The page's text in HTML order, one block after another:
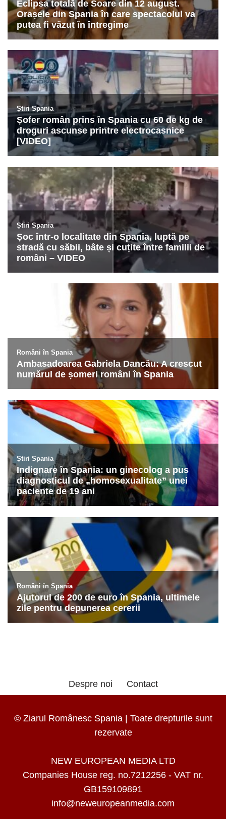
Despre noi Contact
© Ziarul Românesc Spania | Toate drepturile sunt
rezervate
NEW EUROPEAN MEDIA LTD
Companies House reg. no.7212256 - VAT nr.
GB159109891
info@neweuropeanmedia.com